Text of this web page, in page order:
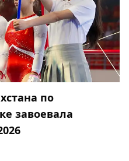
по
завоевала